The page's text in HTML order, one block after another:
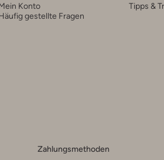
Konto
gestellte Fragen
Tipps &
Zahlungsmethoden